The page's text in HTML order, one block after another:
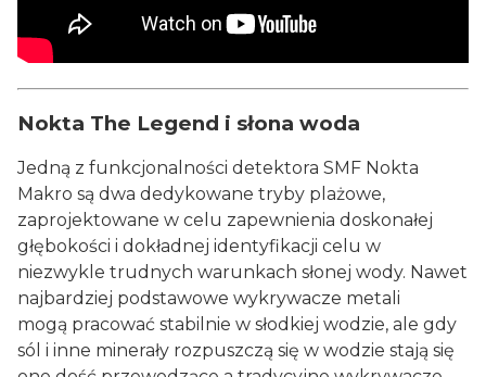
Nokta The Legend i słona woda
Jedną z funkcjonalności detektora SMF Nokta
Makro są dwa dedykowane tryby plażowe,
zaprojektowane w celu zapewnienia doskonałej
głębokości i dokładnej identyfikacji celu w
niezwykle trudnych warunkach słonej wody. Nawet
najbardziej podstawowe wykrywacze metali
mogą pracować stabilnie w słodkiej wodzie, ale gdy
sól i inne minerały rozpuszczą się w wodzie stają się